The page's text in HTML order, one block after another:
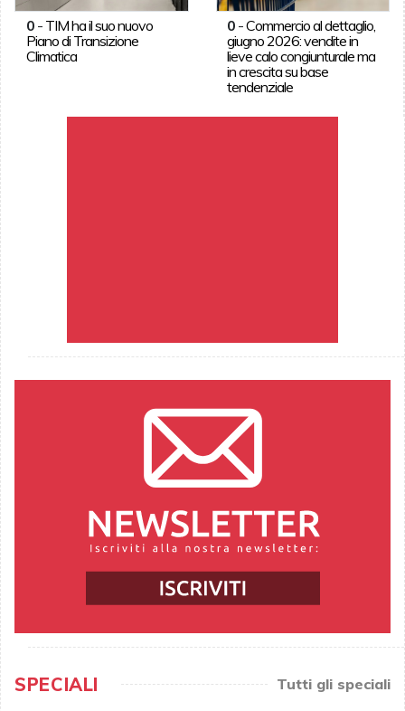
0- TIM ha il suo nuovo
Piano di Transizione
Climatica
0 -Commercio al dettaglio,
giugno 2026: vendite in
lieve calo congiunturale ma
in crescita su base
tendenziale
SPECIALI Tutti gli speciali